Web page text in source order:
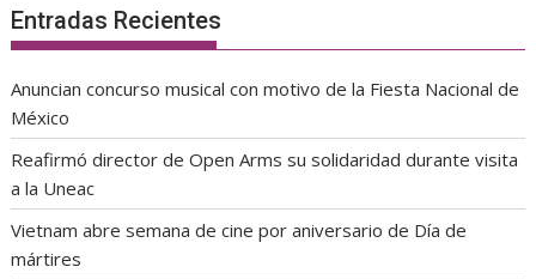
Entradas Recientes
Anuncian concurso musical con motivo de la Fiesta Nacional de
México
Reafirmó director de Open Arms su solidaridad durante visita
a la Uneac
Vietnam abre semana de cine por aniversario de Día de
mártires